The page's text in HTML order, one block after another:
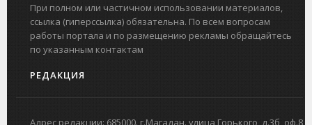
При полном или частичном использовании материалов,
ссылка (гиперссылка) обязательна. По всем вопросам
работы портала и по размещению рекламы обращайтесь
по указанным контактам
РЕДАКЦИЯ
Адрес редакции: 685000. г.Магадан. улица Горького, д.3б, оф.8